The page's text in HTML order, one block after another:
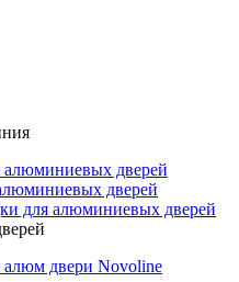
дверей
дверей
для алюминиевых дверей
алюм двери Novoline